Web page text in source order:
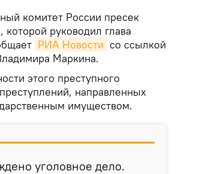
комитет России пресек
которой руководил глава
РИА Новости со ссылкой
Маркина.
этого преступного
направленных
имуществом.
уголовное дело.